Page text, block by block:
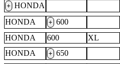
+ HONDA
HONDA
+ 600
HONDA
600 XL
HONDA
+ 650